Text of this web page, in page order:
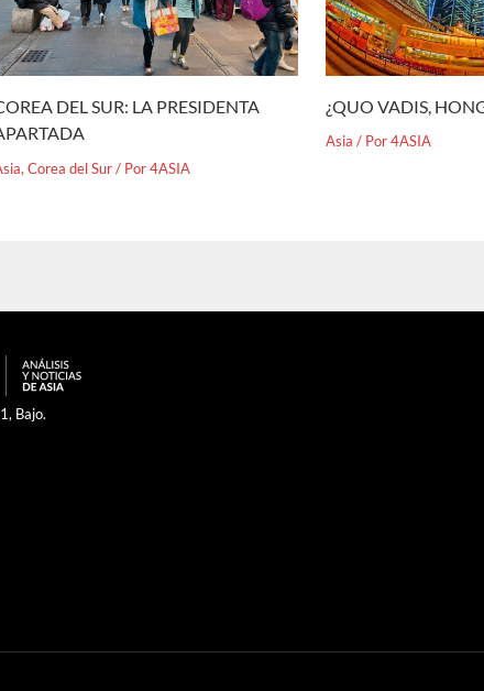
DEL SUR: LA PRESIDENTA
, Corea del Sur/ Por4ASIA
¿QUO VADIS,
Asia / Por4ASIA
Bajo.